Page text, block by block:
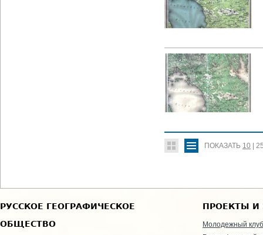
ПОКАЗАТЬ 10
РУССКОЕ ГЕОГРАФИЧЕСКОЕ
ОБЩЕСТВО
ПРОЕКТЫ И
Молодежный клуб